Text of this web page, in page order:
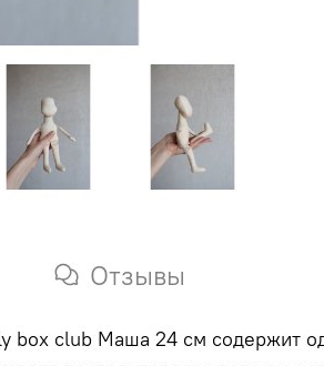
Отзывы
box club Маша 24 см содержит